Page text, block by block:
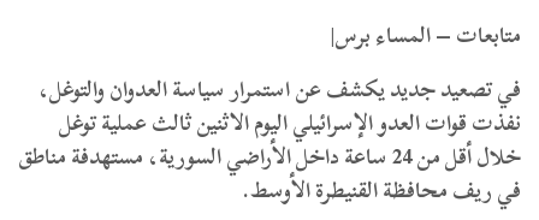
متابعات – المساء برس|
في تصعيد جديد يكشف عن استمرار سياسة العدوان والتوغل،
نفذت قوات العدو الإسرائيلي اليوم الاثنين ثالث عملية توغل
خلال أقل من 24 ساعة داخل الأراضي السورية، مستهدفة مناطق
في ريف محافظة القنيطرة الأوسط.